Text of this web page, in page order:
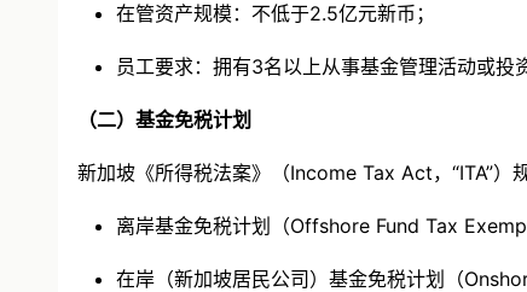
在管资产规模：不低于2.5亿元新币；
员工要求：拥有3名以上从事基金管理活动或投
（二）基金免税计划
新加坡《所得税法案》（Income Tax Act，“ITA”）
离岸基金免税计划（Offshore Fund Tax
在岸（新加坡居民公司）基金免税计划（